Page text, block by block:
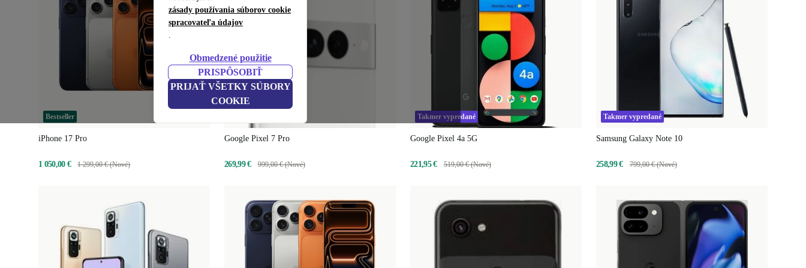
zásady používania súborov cookie
spracovateľa údajov
.
Obmedzené použitie
PRISPÔSOBIŤ
PRIJAŤ VŠETKY SÚBORY
COOKIE
Bestseller
iPhone 17 Pro
1 050,00 € 1 299,00 € (Nové)
Google Pixel 7 Pro
269,99 € 999,00 € (Nové)
Takmer vypredané
Google Pixel 4a 5G
221,95 € 519,00 € (Nové)
Takmer vypredané
Samsung Galaxy Note 10
258,99 € 799,00 € (Nové)